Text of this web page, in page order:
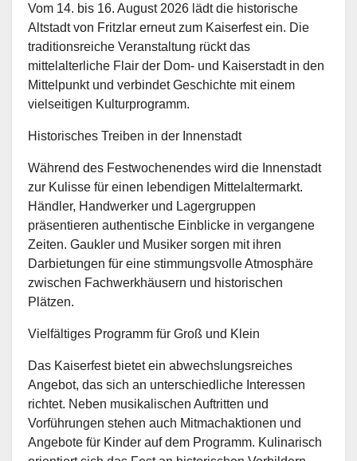
Vom 14. bis 16. August 2026 lädt die historische
Altstadt von Fritzlar erneut zum Kaiserfest ein. Die
traditionsreiche Veranstaltung rückt das
mittelalterliche Flair der Dom- und Kaiserstadt in den
Mittelpunkt und verbindet Geschichte mit einem
vielseitigen Kulturprogramm.
Historisches Treiben in der Innenstadt
Während des Festwochenendes wird die Innenstadt
zur Kulisse für einen lebendigen Mittelaltermarkt.
Händler, Handwerker und Lagergruppen
präsentieren authentische Einblicke in vergangene
Zeiten. Gaukler und Musiker sorgen mit ihren
Darbietungen für eine stimmungsvolle Atmosphäre
zwischen Fachwerkhäusern und historischen
Plätzen.
Vielfältiges Programm für Groß und Klein
Das Kaiserfest bietet ein abwechslungsreiches
Angebot, das sich an unterschiedliche Interessen
richtet. Neben musikalischen Auftritten und
Vorführungen stehen auch Mitmachaktionen und
Angebote für Kinder auf dem Programm. Kulinarisch